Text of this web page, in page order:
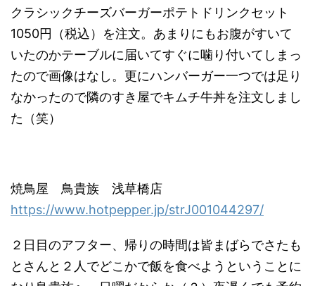
クラシックチーズバーガーポテトドリンクセット
1050円（税込）を注文。あまりにもお腹がすいて
いたのかテーブルに届いてすぐに噛り付いてしまっ
たので画像はなし。更にハンバーガー一つでは足り
なかったので隣のすき屋でキムチ牛丼を注文しまし
た（笑）
焼鳥屋 鳥貴族 浅草橋店
https://www.hotpepper.jp/strJ001044297/
２日目のアフター、帰りの時間は皆まばらでさたも
とさんと２人でどこかで飯を食べようということに